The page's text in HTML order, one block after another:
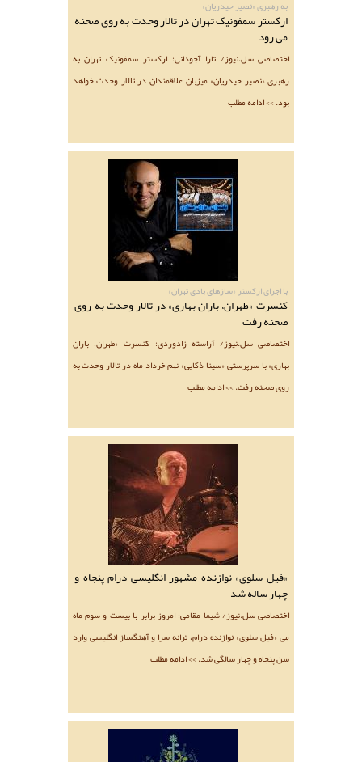
به رهبری «نصیر حیدریان»
ارکستر سمفونیک تهران در تالار وحدت به روی صحنه
می رود
اختصاصی سل.نیوز/ تارا آجودانی: ارکستر سمفونیک تهران به
رهبری «نصیر حیدریان» میزبان علاقمندان در تالار وحدت خواهد
بود. >> ادامه مطلب
با اجرای ارکستر «سازهای بادی تهران»
کنسرت «طهران، باران بهاری» در تالار وحدت به روی
صحنه رفت
اختصاصی سل.نیوز/ آراسته زادوردی: کنسرت «طهران، باران
بهاری» با سرپرستی «سینا ذکایی» نهم خرداد ماه در تالار وحدت به
روی صحنه رفت. >> ادامه مطلب
«فیل سلوی» نوازنده مشهور انگلیسی درام پنجاه و
چهار ساله شد
اختصاصی سل.نیوز/ شیما مقامی: امروز برابر با بیست و سوم ماه
می «فیل سلوی» نوازنده درام، ترانه سرا و آهنگساز انگلیسی وارد
سن پنجاه و چهار سالگی شد. >> ادامه مطلب